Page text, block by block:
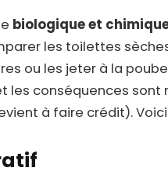
biologique et
les toilettes
ou les jeter à la
les conséquences
à faire crédit).